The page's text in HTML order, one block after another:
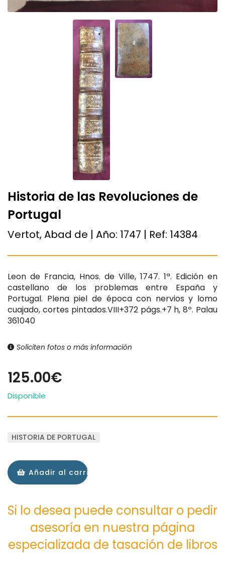
Historia de las Revoluciones de
Portugal
Vertot, Abad de | Año: 1747 | Ref: 14384
Leon de Francia, Hnos. de Ville, 1747. 1ª. Edición en
castellano de los problemas entre España y
Portugal. Plena piel de época con nervios y lomo
cuajado, cortes pintados.VIII+372 págs.+7 h, 8º. Palau
361040
Soliciten fotos o más información
125.00€
Disponible
HISTORIA DE PORTUGAL
Añadir al carrito
Si lo desea puede consultar o pedir
asesoría en nuestra página
especializada de tasación de libros